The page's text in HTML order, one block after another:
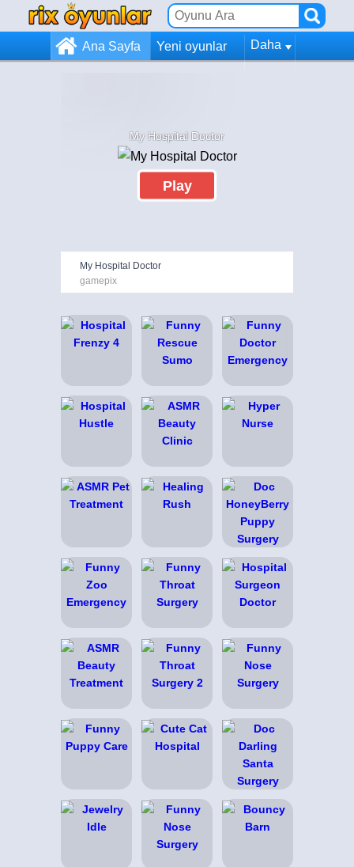
Ana Sayfa Yeni oyunlar Daha
My Hospital Doctor
Play
My Hospital Doctor
gamepix